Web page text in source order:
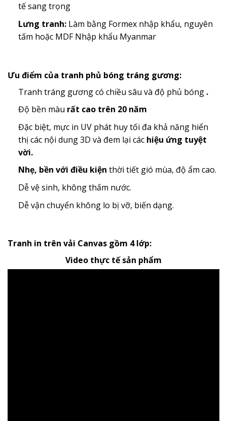
tế sang trọng
Lưng tranh:Làm bằng Formex nhập khẩu, nguyên
tấm hoặc MDF Nhập khẩu Myanmar
Ưu điểm của tranh phủ bóng tráng gương:
Tranh tráng gương có chiều sâu và độ phủ bóng .
Độ bền màu rất cao trên 20 năm
Đặc biệt, mực in UV phát huy tối đa khả năng hiển
thị các nội dung 3D và đem lại các hiệu ứng tuyệt
vời.
Nhẹ, bền với điều kiện thời tiết gió mùa, độ ẩm cao.
Dễ vệ sinh, không thấm nước.
Dễ vận chuyển không lo bị vỡ, biến dạng.
Tranh in trên vải Canvas gồm 4 lớp:
Video thực tế sản phẩm